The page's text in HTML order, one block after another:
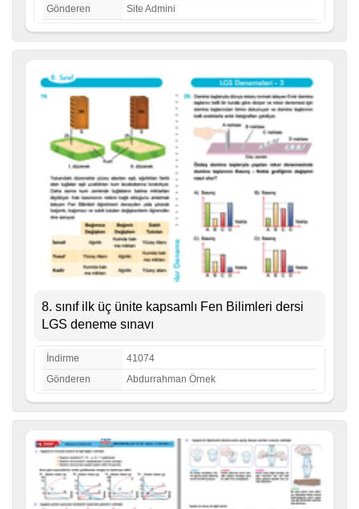
Gönderen
Site Admini
8. sınıf ilk üç ünite kapsamlı Fen Bilimleri dersi
LGS deneme sınavı
İndirme
41074
Gönderen
Abdurrahman Örnek